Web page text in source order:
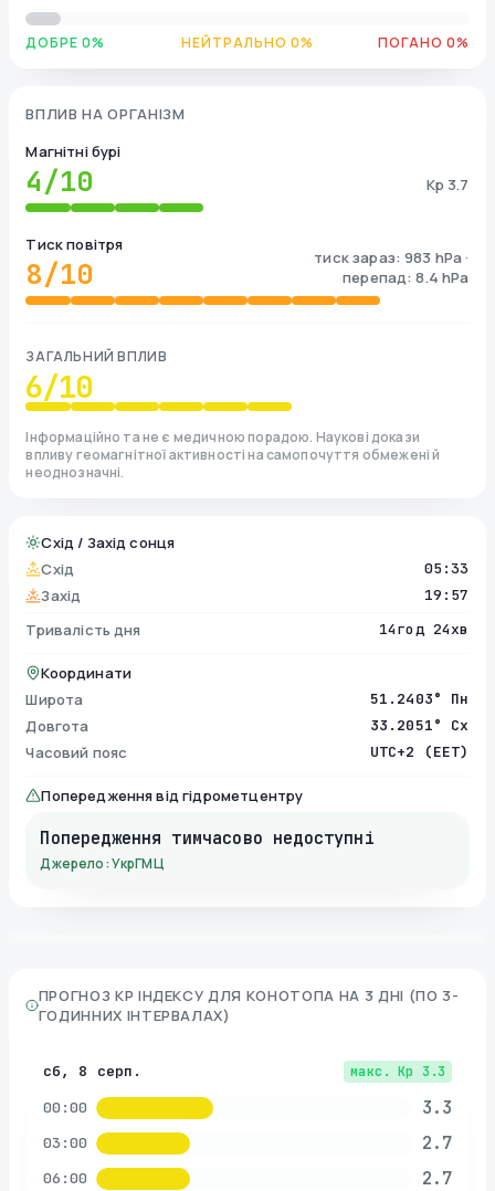
ДОБРЕ 0% НЕЙТРАЛЬНО 0% ПОГАНО 0%
ВПЛИВ НА ОРГАНІЗМ
Магнітні бурі
4/10 Kp 3.7
Тиск повітря
8/10
тиск зараз: 983 hPa ·
перепад: 8.4 hPa
ЗАГАЛЬНИЙ ВПЛИВ
6/10
Інформаційно та не є медичною порадою. Наукові докази
впливу геомагнітної активності на самопочуття обмежені й
неоднозначні.
Схід / Захід сонця
Схід
05:33
Захід 19:57
Тривалість дня 14год 24хв
Координати
Широта
51.2403° Пн
Довгота 33.2051° Сх
Часовий пояс UTC+2 (EET)
Попередження від гідрометцентру
Попередження тимчасово недоступні
Джерело: УкрГМЦ
ПРОГНОЗ KP ІНДЕКСУ ДЛЯ КОНОТОПА НА 3 ДНІ (ПО 3-
ГОДИННИХ ІНТЕРВАЛАХ)
сб, 8 серп. макс. Kp 3.3
00:00 3.3
03:00 2.7
06:00 2.7